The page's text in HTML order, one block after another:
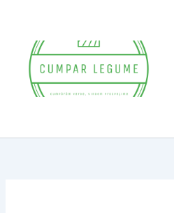
content